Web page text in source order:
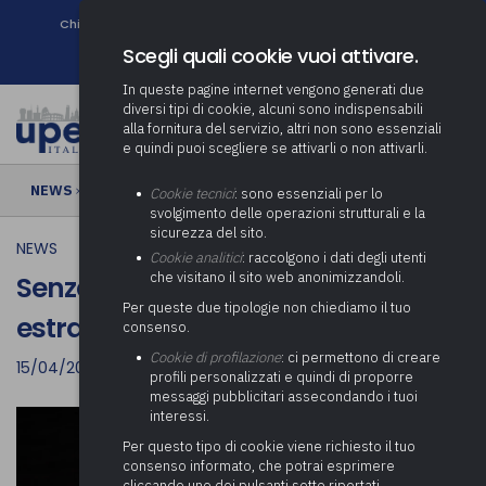
Chi siamo
Newsletter
NEWS › Senza gara niente affidamenti estranei all’appalto iniziale
NEWS
Senza gara niente affidamenti
estranei all’appalto iniziale
15/04/2022
Scegli quali cookie vuoi attivare.
In queste pagine internet vengono generati due
diversi tipi di cookie, alcuni sono indispensabili
alla fornitura del servizio, altri non sono essenziali
e quindi puoi scegliere se attivarli o non attivarli.
Cookie tecnici: sono essenziali per lo
svolgimento delle operazioni strutturali e la
sicurezza del sito.
Cookie analitici: raccolgono i dati degli utenti
che visitano il sito web anonimizzandoli.
Per queste due tipologie non chiediamo il tuo
consenso.
Cookie di profilazione: ci permettono di creare
profili personalizzati e quindi di proporre
messaggi pubblicitari assecondando i tuoi
interessi.
Per questo tipo di cookie viene richiesto il tuo
consenso informato, che potrai esprimere